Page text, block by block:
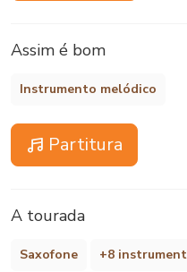
Assim é bom
Instrumento melódico
Partitura
A tourada
Saxofone +8